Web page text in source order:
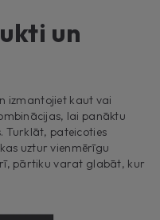
un
izmantojiet kaut vai
lai panāktu
Turklāt, pateicoties
uztur vienmērīgu
pārtiku varat glabāt, kur